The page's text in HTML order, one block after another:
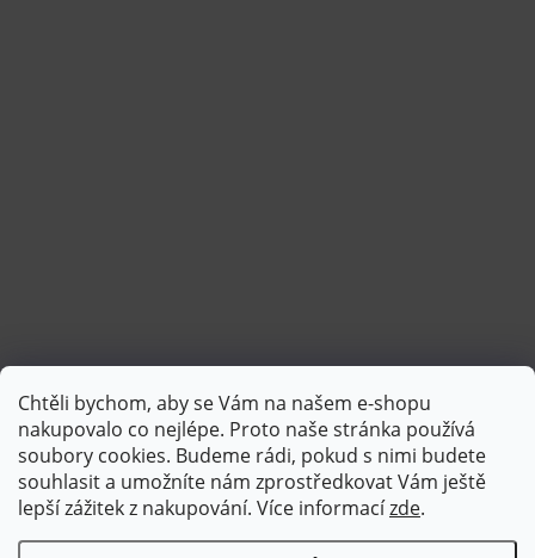
Chtěli bychom, aby se Vám na našem e-shopu
nakupovalo co nejlépe. Proto naše stránka používá
soubory cookies. Budeme rádi, pokud s nimi budete
souhlasit a umožníte nám zprostředkovat Vám ještě
lepší zážitek z nakupování. Více informacízde.
Sledovat na Instagramu